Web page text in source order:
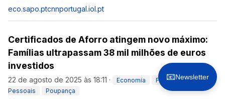
eco.sapo.ptcnnportugal.iol.pt
Certificados de Aforro atingem novo máximo:
Famílias ultrapassam 38 mil milhões de euros
investidos
22 de agosto de 2025 às 18:11 · Economia
Finanças
Pessoais
Poupança
📧Newsletter